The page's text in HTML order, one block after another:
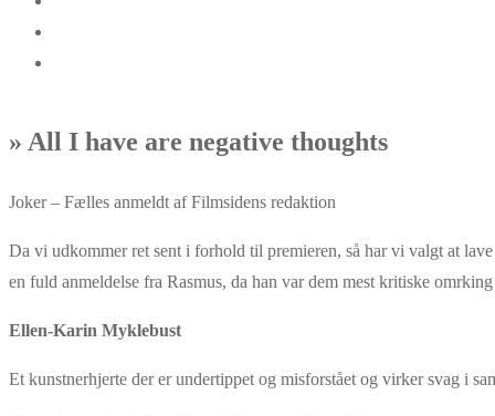
» All I have are negative thoughts
Joker – Fælles anmeldt af Filmsidens redaktion
Da vi udkommer ret sent i forhold til premieren, så har vi valgt at
en fuld anmeldelse fra Rasmus, da han var dem mest kritiske
Ellen-Karin Myklebust
Et kunstnerhjerte der er undertippet og misforstået og virker svag i